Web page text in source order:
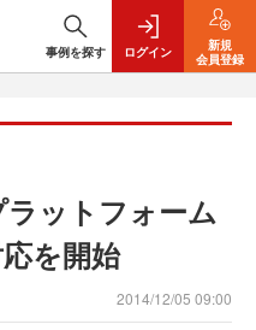
事例を探す ログイン
新規
会員登録
ットフォーム
を開始
2014/12/05 09:00